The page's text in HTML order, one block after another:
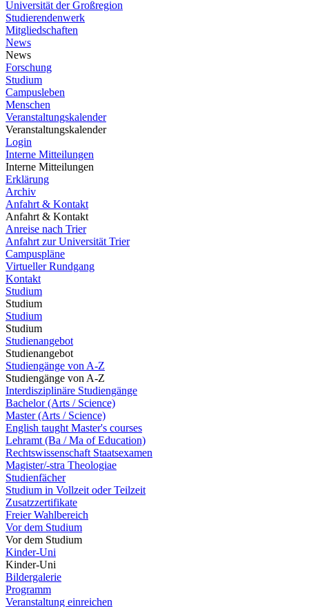
Universität der Großregion
Studierendenwerk
Mitgliedschaften
News
News
Forschung
Studium
Campusleben
Menschen
Veranstaltungskalender
Veranstaltungskalender
Login
Interne Mitteilungen
Interne Mitteilungen
Erklärung
Archiv
Anfahrt & Kontakt
Anfahrt & Kontakt
Anreise nach Trier
Anfahrt zur Universität Trier
Campuspläne
Virtueller Rundgang
Kontakt
Studium
Studium
Studium
Studium
Studienangebot
Studienangebot
Studiengänge von A-Z
Studiengänge von A-Z
Interdisziplinäre Studiengänge
Bachelor (Arts / Science)
Master (Arts / Science)
English taught Master's courses
Lehramt (Ba / Ma of Education)
Rechtswissenschaft Staatsexamen
Magister/-stra Theologiae
Studienfächer
Studium in Vollzeit oder Teilzeit
Zusatzzertifikate
Freier Wahlbereich
Vor dem Studium
Vor dem Studium
Kinder-Uni
Kinder-Uni
Bildergalerie
Programm
Veranstaltung einreichen